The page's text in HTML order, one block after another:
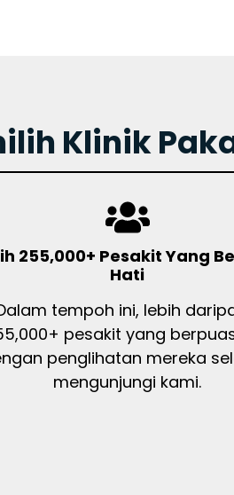
Klinik
255,000+ Pesakit Yang
Hati
tempoh ini, lebih
pesakit yang
penglihatan mereka
mengunjungi kami.